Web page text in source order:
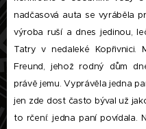
nadčasová auta se vyráběla
výroba ruší a dnes jedinou,
Tatry v nedaleké Kopřivnici.
Freund, jehož rodný dům
právě jemu. Vyprávěla jedna
jen zde dost často býval už
to rčení: jedna paní povídala.